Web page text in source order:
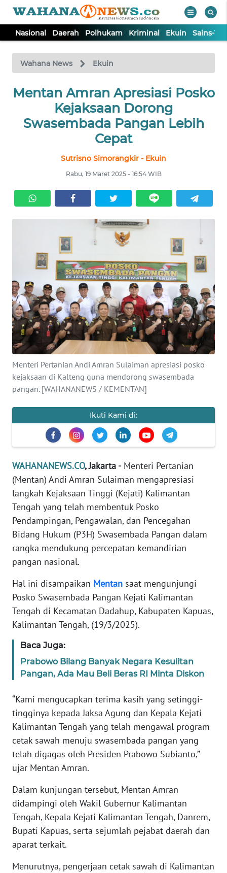
Nasional Daerah Polhukam Kriminal Ekuin Sains-
Wahana News Ekuin
Mentan Amran Apresiasi Posko
Kejaksaan Dorong
Swasembada Pangan Lebih
Cepat
Sutrisno Simorangkir - Ekuin
Rabu, 19 Maret 2025 - 16:54 WIB
Menteri Pertanian Andi Amran Sulaiman apresiasi posko
kejaksaan di Kalteng guna mendorong swasembada
pangan. [WAHANANEWS / KEMENTAN]
Ikuti Kami di:
WAHANANEWS.CO, Jakarta -Menteri Pertanian
(Mentan) Andi Amran Sulaiman mengapresiasi
langkah Kejaksaan Tinggi (Kejati) Kalimantan
Tengah yang telah membentuk Posko
Pendampingan, Pengawalan, dan Pencegahan
Bidang Hukum (P3H) Swasembada Pangan dalam
rangka mendukung percepatan kemandirian
pangan nasional.
Hal ini disampaikan Mentan saat mengunjungi
Posko Swasembada Pangan Kejati Kalimantan
Tengah di Kecamatan Dadahup, Kabupaten Kapuas,
Kalimantan Tengah, (19/3/2025).
Baca Juga:
Prabowo Bilang Banyak Negara Kesulitan
Pangan, Ada Mau Beli Beras RI Minta Diskon
“Kami mengucapkan terima kasih yang setinggi-
tingginya kepada Jaksa Agung dan Kepala Kejati
Kalimantan Tengah yang telah mengawal program
cetak sawah menuju swasembada pangan yang
telah digagas oleh Presiden Prabowo Subianto,”
ujar Mentan Amran.
Dalam kunjungan tersebut, Mentan Amran
didampingi oleh Wakil Gubernur Kalimantan
Tengah, Kepala Kejati Kalimantan Tengah, Danrem,
Bupati Kapuas, serta sejumlah pejabat daerah dan
aparat terkait.
Menurutnya, pengerjaan cetak sawah di Kalimantan
TV
Tutup
NASIONAL
DAERAH
EKUIN
KESEHATAN
INTERNASIONAL
SERBA-SERBI
PENDIDIKAN
OLAHRAGA
EDITORIAL
INDEKS
BERITA
KONTAK
KAMI
INFO
IKLAN
TENTANG
PEDOMAN
MEDIA
REDAKSI
DISCLAIMER
Wahana
News
WN
SUMUT
WN